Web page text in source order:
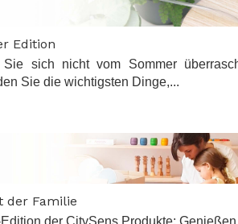
Edition
Sie sich nicht vom Sommer
Sie die wichtigsten Dinge,...
der Familie
der CitySens Produkte: